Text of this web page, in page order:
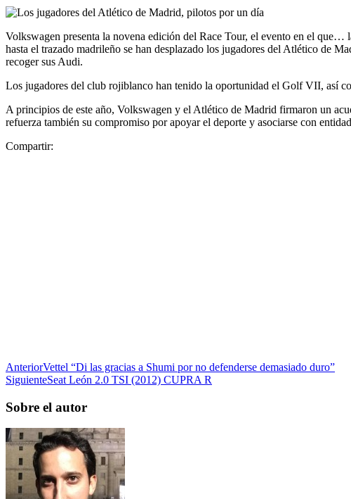
Volkswagen presenta la novena edición del Race Tour, el evento en el que…
hasta el trazado madrileño se han desplazado los jugadores del Atlético de
recoger sus Audi.
Los jugadores del club rojiblanco han tenido la oportunidad el Golf VII, así
A principios de este año, Volkswagen y el Atlético de Madrid firmaron un
refuerza también su compromiso por apoyar el deporte y asociarse con
Compartir:
AnteriorVettel “Di las gracias a Shumi por no defenderse demasiado duro”
SiguienteSeat León 2.0 TSI (2012) CUPRA R
Sobre el autor